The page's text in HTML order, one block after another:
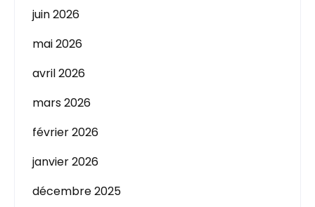
juin 2026
mai 2026
avril 2026
mars 2026
février 2026
janvier 2026
décembre 2025